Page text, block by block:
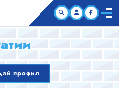
профил